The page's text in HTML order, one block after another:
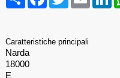
Caratteristiche principali
Narda
18000
E